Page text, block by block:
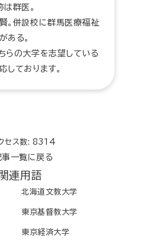
群医。
。併設校に群馬医療福祉
ある。
らの大学を志望している
しております。
セス数: 8314
事一覧に戻る
関連用語
北海道文教大学
東京基督教大学
東京経済大学